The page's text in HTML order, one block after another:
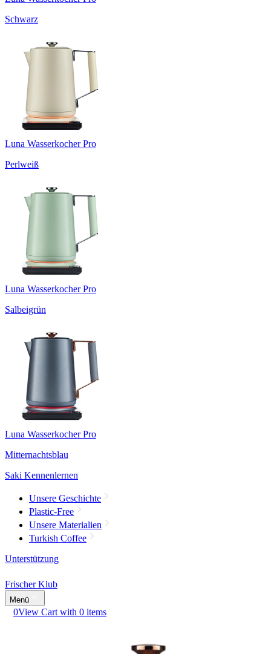
Schwarz
Luna Wasserkocher Pro
Perlweiß
Luna Wasserkocher Pro
Salbeigrün
Luna Wasserkocher Pro
Mitternachtsblau
Saki Kennenlernen
Unsere Geschichte
Plastic-Free
Unsere Materialien
Turkish Coffee
Unterstützung
Frischer Klub
Menü
0View Cart with 0 items